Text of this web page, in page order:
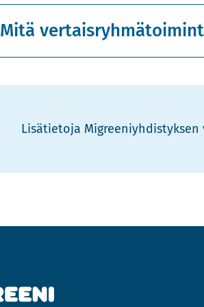
Mitä
Li­sä­tie­to­ja